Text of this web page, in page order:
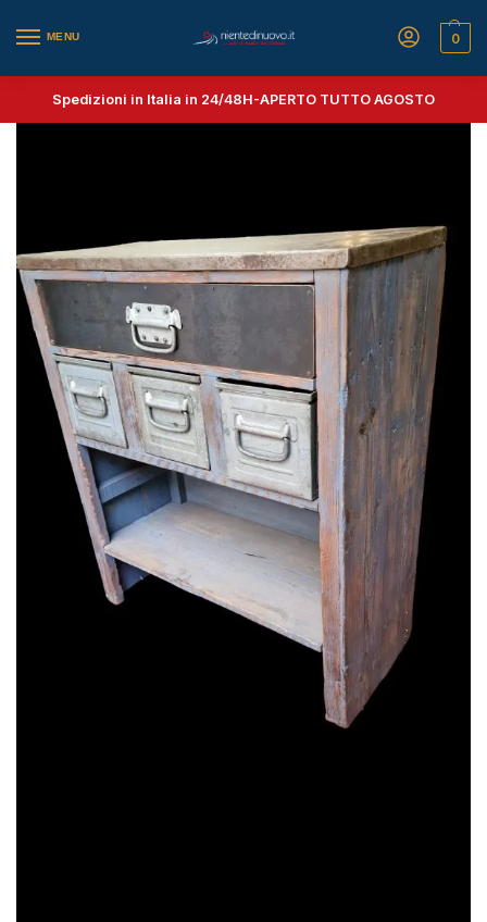
MENU 0
Spedizioni in Italia in 24/48H-APERTO TUTTO AGOSTO